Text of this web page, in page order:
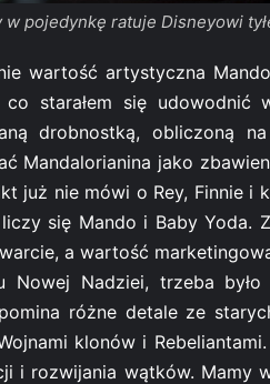
pojedynkę ratuje Disneyowi
wartość artystyczna
starałem się udowodnić
drobnostką, obliczoną
Mandalorianina jako
już nie mówi o Rey, Finnie i
się Mando i Baby Yoda.
a wartość
Nowej Nadziei, trzeba
różne detale ze
klonów i
i rozwijania wątków. Mamy